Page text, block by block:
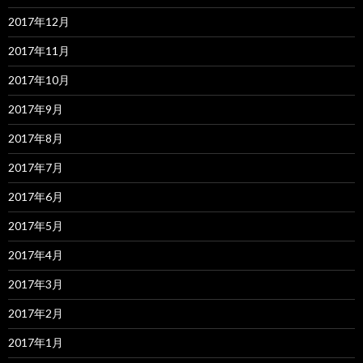
2017年12月
2017年11月
2017年10月
2017年9月
2017年8月
2017年7月
2017年6月
2017年5月
2017年4月
2017年3月
2017年2月
2017年1月